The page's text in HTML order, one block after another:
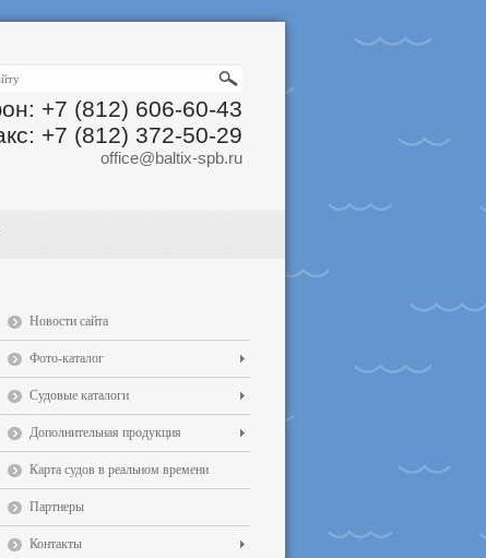
+7 (812) 606-60-43
+7 (812) 372-50-29
office@baltix-spb.ru
Новости сайта
Фото-каталог
Судовые каталоги
Дополнительная продукция
Карта судов в реальном времени
Партнеры
Контакты